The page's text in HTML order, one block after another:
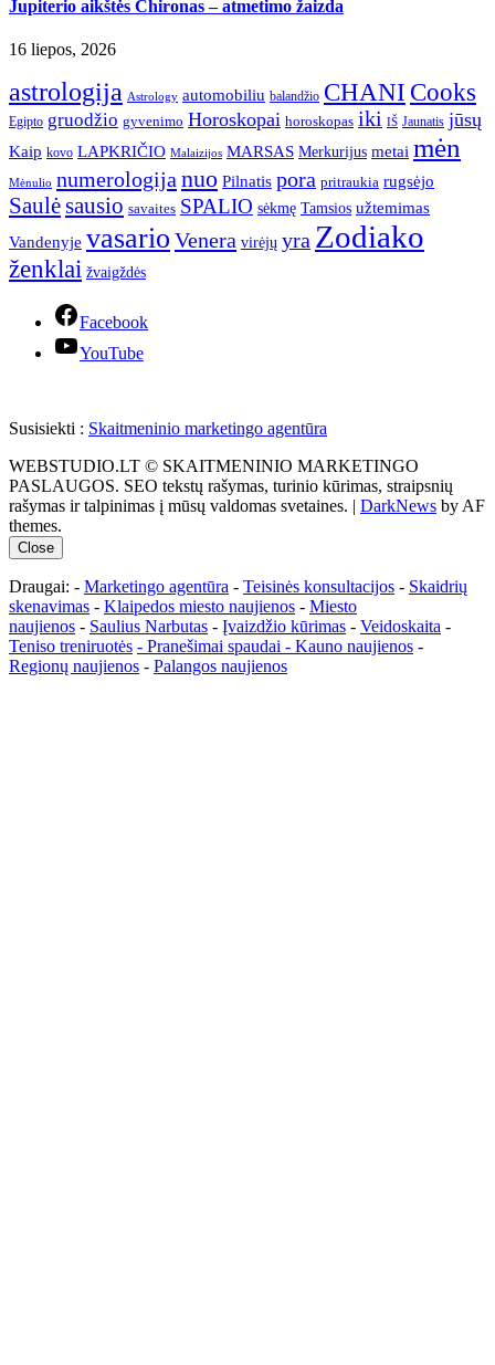
Jupiterio aikštės Chironas – atmetimo žaizda
16 liepos, 2026
astrologija Astrology automobiliu balandžio CHANI Cooks
Egipto gruodžio gyvenimo Horoskopai horoskopas iki IŠ Jaunatis jūsų
Kaip kovo LAPKRIČIO Malaizijos MARSAS Merkurijus metai mėn
Mėnulio numerologija nuo Pilnatis pora pritraukia rugsėjo
Saulėsausio savaites SPALIO sėkmę Tamsios užtemimas
Vandenyje vasario Venera virėjų yra Zodiako
ženklai žvaigždės
Facebook
YouTube
Susisiekti : Skaitmeninio marketingo agentūra
WEBSTUDIO.LT © SKAITMENINIO MARKETINGO
PASLAUGOS. SEO tekstų rašymas, turinio kūrimas, straipsnių
rašymas ir talpinimas į mūsų valdomas svetaines. | DarkNews by AF
themes.
Close
Draugai: - Marketingo agentūra - Teisinės konsultacijos - Skaidrių
skenavimas - Klaipedos miesto naujienos - Miesto
naujienos - Saulius Narbutas - Įvaizdžio kūrimas - Veidoskaita -
Teniso treniruotės - Pranešimai spaudai - Kauno naujienos -
Regionų naujienos - Palangos naujienos